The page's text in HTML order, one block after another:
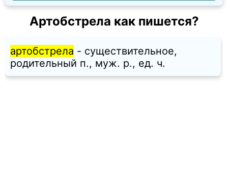
Артобстрела как пишется?
артобстрела - существительное,
родительный п., муж. p., ед. ч.